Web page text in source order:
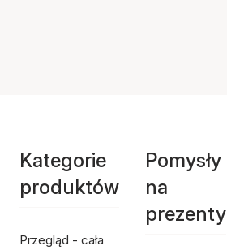
Kategorie
produktów
Przegląd - cała
Pomysły
na
prezenty